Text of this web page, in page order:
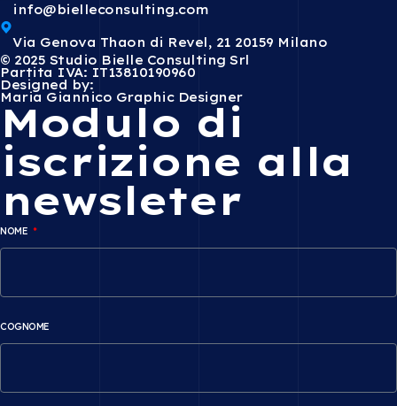
info@bielleconsulting.com
Via Genova Thaon di Revel, 21 20159 Milano
© 2025 Studio Bielle Consulting Srl
Partita IVA: IT13810190960
Designed by:
Maria Giannico Graphic Designer
Modulo di
iscrizione alla
newsleter
NOME
COGNOME